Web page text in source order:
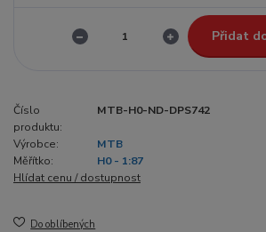
Přidat
Číslo
produktu:
MTB-H0-ND-DPS742
Výrobce:
MTB
Měřítko:
H0 - 1:87
Hlídat cenu / dostupnost
Do oblíbených